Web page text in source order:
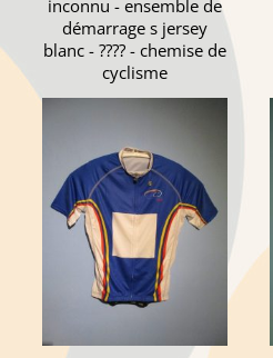
inconnu - ensemble de
démarrage s jersey
blanc - ???? - chemise de
cyclisme